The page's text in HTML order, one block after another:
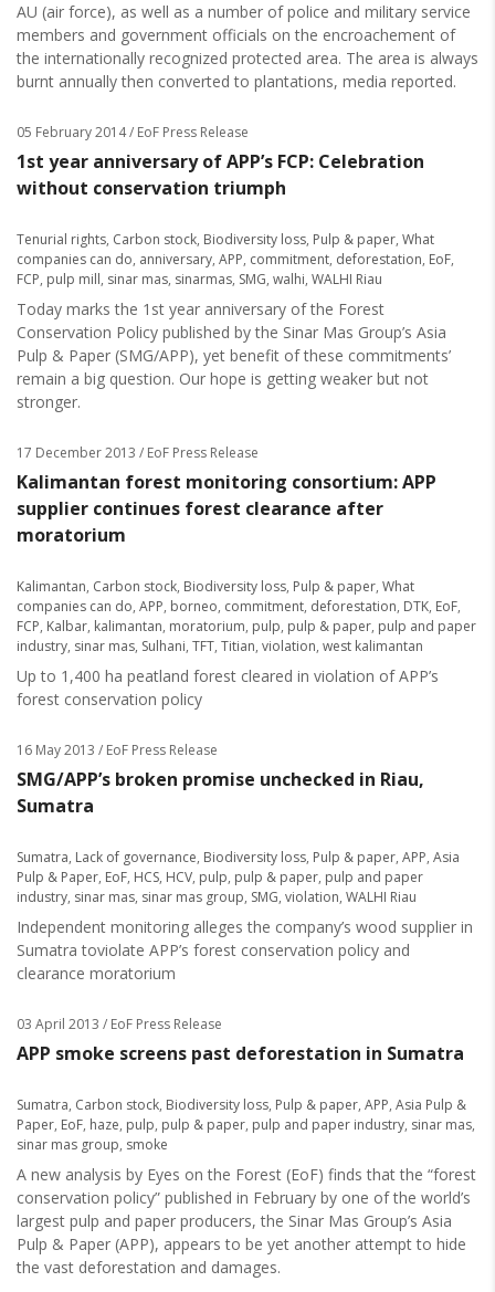
AU (air force), as well as a number of police and military service
members and government officials on the encroachement of
the internationally recognized protected area. The area is always
burnt annually then converted to plantations, media reported.
05 February 2014/ EoF Press Release
1st year anniversary of APP’s FCP: Celebration
without conservation triumph
Tenurial rights, Carbon stock, Biodiversity loss, Pulp & paper, What
companies can do, anniversary, APP, commitment, deforestation, EoF,
FCP, pulp mill, sinar mas, sinarmas, SMG, walhi, WALHI Riau
Today marks the 1st year anniversary of the Forest
Conservation Policy published by the Sinar Mas Group’s Asia
Pulp & Paper (SMG/APP), yet benefit of these commitments’
remain a big question. Our hope is getting weaker but not
stronger.
17 December 2013 / EoF Press Release
Kalimantan forest monitoring consortium: APP
supplier continues forest clearance after
moratorium
Kalimantan, Carbon stock, Biodiversity loss, Pulp & paper, What
companies can do, APP, borneo, commitment, deforestation, DTK, EoF,
FCP, Kalbar, kalimantan, moratorium, pulp, pulp & paper, pulp and paper
industry, sinar mas, Sulhani, TFT, Titian, violation, west kalimantan
Up to 1,400 ha peatland forest cleared in violation of APP’s
forest conservation policy
16 May 2013 / EoF Press Release
SMG/APP’s broken promise unchecked in Riau,
Sumatra
Sumatra, Lack of governance, Biodiversity loss, Pulp & paper, APP, Asia
Pulp & Paper, EoF, HCS, HCV, pulp, pulp & paper, pulp and paper
industry, sinar mas, sinar mas group, SMG, violation, WALHI Riau
Independent monitoring alleges the company’s wood supplier in
Sumatra toviolate APP’s forest conservation policy and
clearance moratorium
03 April 2013 / EoF Press Release
APP smoke screens past deforestation in Sumatra
Sumatra, Carbon stock, Biodiversity loss, Pulp & paper, APP, Asia Pulp &
Paper, EoF, haze, pulp, pulp & paper, pulp and paper industry, sinar mas,
sinar mas group, smoke
A new analysis by Eyes on the Forest (EoF) finds that the “forest
conservation policy” published in February by one of the world’s
largest pulp and paper producers, the Sinar Mas Group’s Asia
Pulp & Paper (APP), appears to be yet another attempt to hide
the vast deforestation and damages.